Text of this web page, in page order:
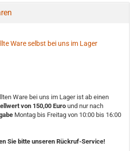
Ware selbst bei uns im Lager
Ware bei uns im Lager ist ab einen
von 150,00 Euro und nur nach
Montag bis Freitag von 10:00 bis 16:00
Sie bitte unseren Rückruf-Service!